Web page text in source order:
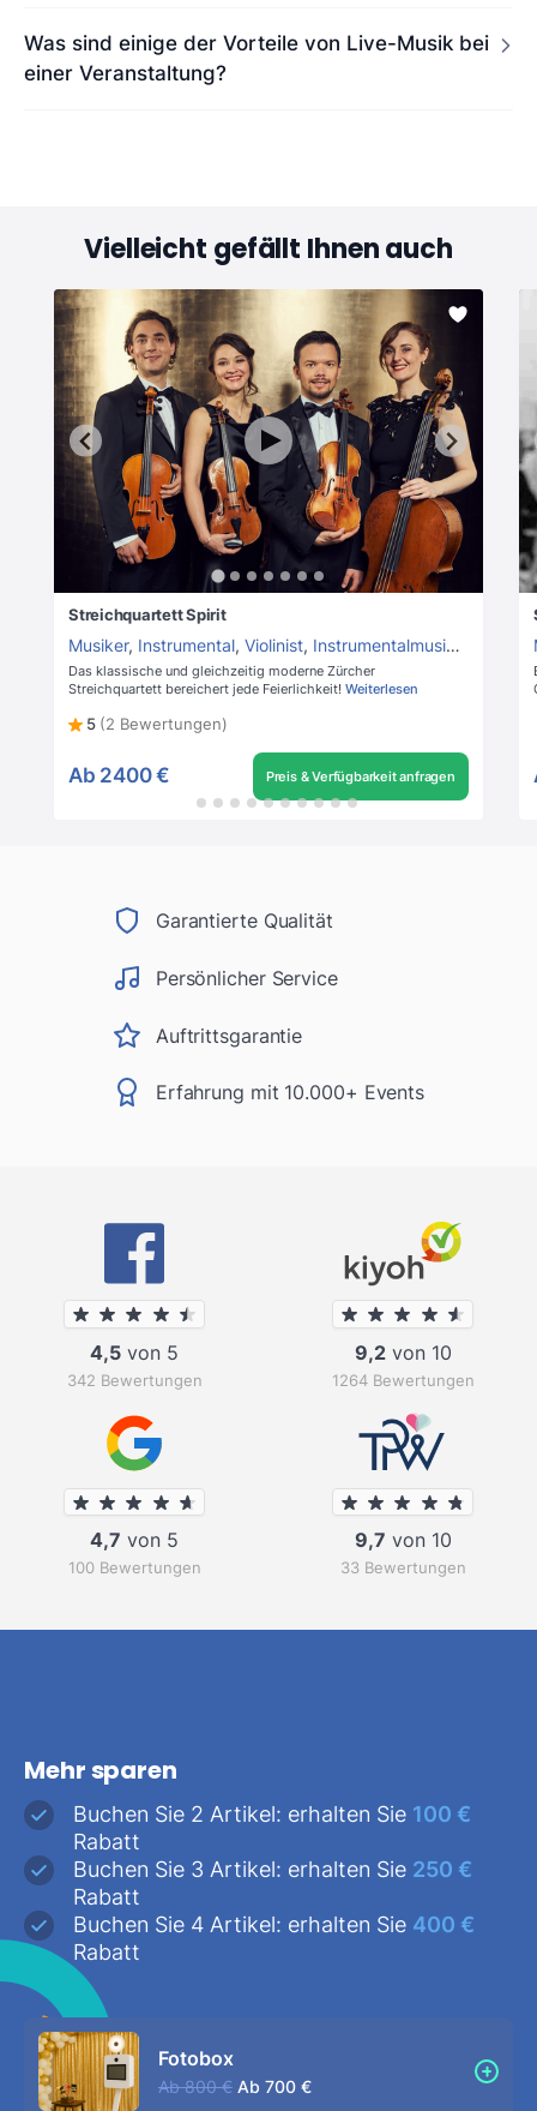
Was sind einige der Vorteile von Live-Musik bei
einer Veranstaltung?
Vielleicht gefällt Ihnen auch
Streichquartett Spirit
Musiker, Instrumental, Violinist, Instrumentalmusik ,
Das klassische und gleichzeitig moderne Zürcher
Streichquartett bereichert jede Feierlichkeit! Weiterlesen
5 (2 Bewertungen)
Ab 2400 € Preis & Verfügbarkeit anfragen
Garantierte Qualität
Persönlicher Service
Auftrittsgarantie
Erfahrung mit 10.000+ Events
4,5 von 5
342 Bewertungen
9,2von 10
1264 Bewertungen
4,7 von 5
100 Bewertungen
9,7 von 10
33 Bewertungen
Mehr sparen
Buchen Sie 2 Artikel: erhalten Sie 100 €
Rabatt
Buchen Sie 3 Artikel: erhalten Sie 250 €
Rabatt
Buchen Sie 4 Artikel: erhalten Sie 400 €
Rabatt
Fotobox
Ab 800 € Ab 700 €